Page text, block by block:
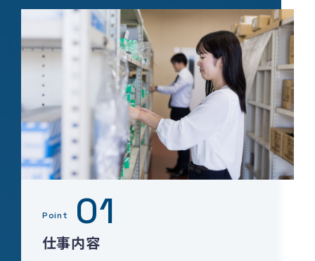
Point 01
仕事内容